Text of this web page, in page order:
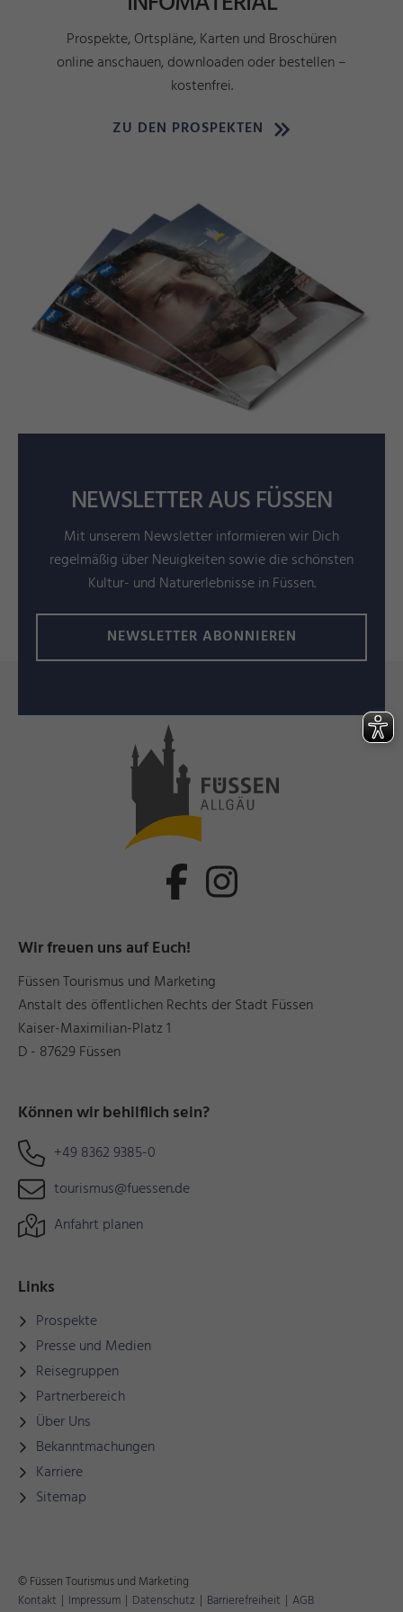
Prospekte, Ortspläne, Karten und Broschüren
online anschauen, downloaden oder bestellen –
kostenfrei.
ZU DEN PROSPEKTEN
NEWSLETTER AUS FÜSSEN
Mit unserem Newsletter informieren wir Dich
regelmäßig über Neuigkeiten sowie die schönsten
Kultur- und Naturerlebnisse in Füssen.
NEWSLETTER ABONNIEREN
Wir freuen uns auf Euch!
Füssen Tourismus und Marketing
Anstalt des öffentlichen Rechts der Stadt Füssen
Kaiser-Maximilian-Platz 1
D - 87629 Füssen
Können wir behilflich sein?
+49 8362 9385-0
tourismus@fuessen.de
Anfahrt planen
Links
Prospekte
Presse und Medien
Reisegruppen
Partnerbereich
Über Uns
Bekanntmachungen
Karriere
Sitemap
© Füssen Tourismus und Marketing
Kontakt | Impressum | Datenschutz | Barrierefreiheit | AGB